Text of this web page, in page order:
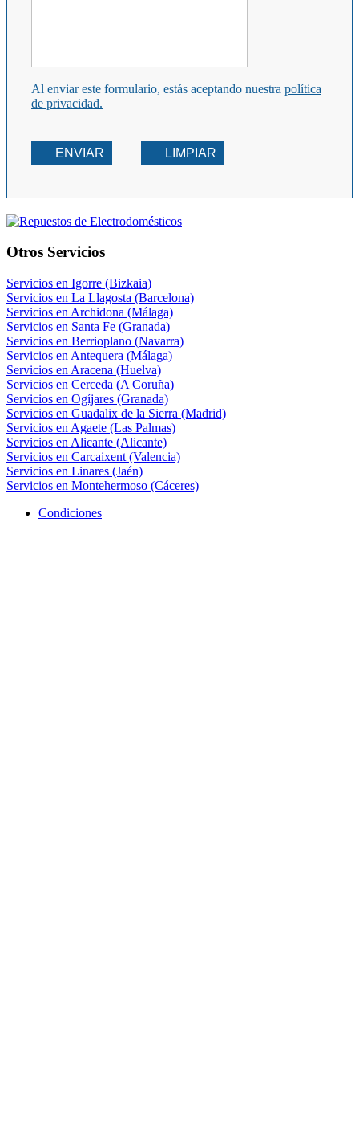
Al enviar este formulario, estás aceptando nuestra política
de privacidad.
ENVIAR LIMPIAR
Otros Servicios
Servicios en Igorre (Bizkaia)
Servicios en La Llagosta (Barcelona)
Servicios en Archidona (Málaga)
Servicios en Santa Fe (Granada)
Servicios en Berrioplano (Navarra)
Servicios en Antequera (Málaga)
Servicios en Aracena (Huelva)
Servicios en Cerceda (A Coruña)
Servicios en Ogíjares (Granada)
Servicios en Guadalix de la Sierra (Madrid)
Servicios en Agaete (Las Palmas)
Servicios en Alicante (Alicante)
Servicios en Carcaixent (Valencia)
Servicios en Linares (Jaén)
Servicios en Montehermoso (Cáceres)
Condiciones